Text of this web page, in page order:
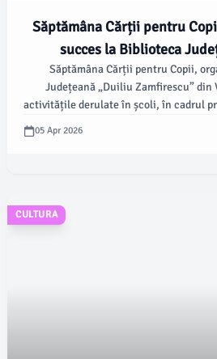
Săptămâna Cărții pentru
succes la Biblioteca
Săptămâna Cărții pentru Copii,
Județeană „Duiliu Zamfirescu” din
activitățile derulate în școli, în cadrul
Internaționale a Cărții pentru Copii,
05 Apr 2026
CULTURA